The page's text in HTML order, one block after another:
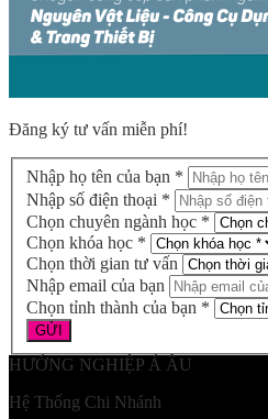
Đăng ký tư vấn miễn phí!
Nhập họ tên của bạn *
Nhập số điện thoại *
Chọn chuyên ngành học *
Chọn khóa học *
Chọn thời gian tư vấn
Nhập email của bạn
Chọn tỉnh thành của bạn *
HƯỚNG NGHIỆP Á ÂU
Hệ Thống Chi Nhánh